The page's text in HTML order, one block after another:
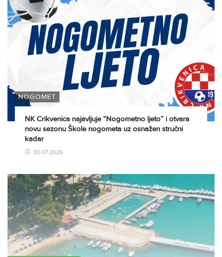
NOGOMET
NK Crikvenica najavljuje “Nogometno ljeto” i otvara
novu sezonu Škole nogometa uz osnažen stručni
kadar
30.07.2026